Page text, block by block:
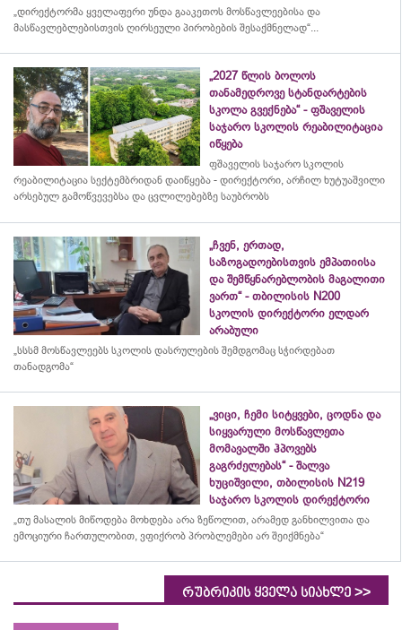
„დირექტორმა ყველაფერი უნდა გააკეთოს მოსწავლეებისა და
მასწავლებლებისთვის ღირსეული პირობების შესაქმნელად“...
„2027 წლის ბოლოს
თანამედროვე სტანდარტების
სკოლა გვექნება“ - ფშაველის
საჯარო სკოლის რეაბილიტაცია
იწყება
ფშაველის საჯარო სკოლის
რეაბილიტაცია სექტემბრიდან დაიწყება - დირექტორი, არჩილ ხუტუაშვილი
არსებულ გამოწვევებსა და ცვლილებებზე საუბრობს
„ჩვენ, ერთად,
საზოგადოებისთვის ემპათიისა
და შემწყნარებლობის მაგალითი
ვართ“ - თბილისის N200
სკოლის დირექტორი ელდარ
არაბული
„სსსმ მოსწავლეებს სკოლის დასრულების შემდგომაც სჭირდებათ
თანადგომა“
„ვიცი, ჩემი სიტყვები, ცოდნა და
სიყვარული მოსწავლეთა
მომავალში ჰპოვებს
გაგრძელებას“ - შალვა
ხუციშვილი, თბილისის N219
საჯარო სკოლის დირექტორი
„თუ მასალის მიწოდება მოხდება არა ზეწოლით, არამედ განხილვითა და
ემოციური ჩართულობით, ვფიქრობ პრობლემები არ შეიქმნება“
რუბრიკის ყველა სიახლე >>